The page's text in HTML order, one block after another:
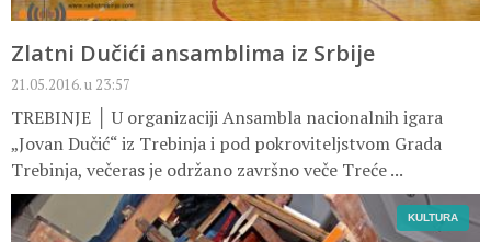
Zlatni Dučići ansamblima iz Srbije
21.05.2016. u 23:57
TREBINJE │ U organizaciji Ansambla nacionalnih igara
„Jovan Dučić“ iz Trebinja i pod pokroviteljstvom Grada
Trebinja, večeras je održano završno veče Treće ...
KULTURA